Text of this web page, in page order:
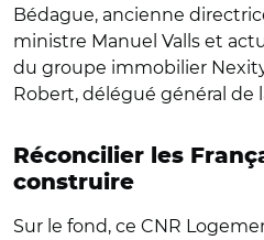
Bédague, ancienne
ministre Manuel Valls et
du groupe immobilier
Robert, délégué général de
Réconcilier les
construire
Sur le fond, ce CNR